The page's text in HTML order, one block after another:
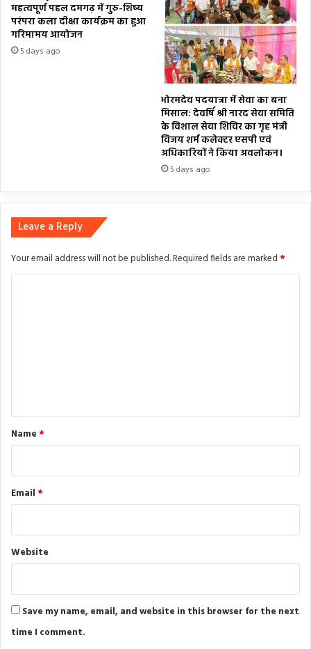
महत्वपूर्ण पहल दमगढ़ में गुरु-शिष्य
परंपरा कला दीक्षा कार्यक्रम का हुआ
गरिमामय आयोजन
5 days ago
भोरमदेव पदयात्रा में सेवा का बना
मिसाल: देवर्षि श्री नारद सेवा समिति
के विशाल सेवा शिविर का गृह मंत्री
विजय शर्म कलेक्टर एसपी एवं
अधिकारियों ने किया अवलोकन।
5 days ago
Leave a Reply
Your email address will not be published.Required fields are marked *
*
Name *
Email *
Website
Save my name, email, and website in this browser for the next
time I comment.